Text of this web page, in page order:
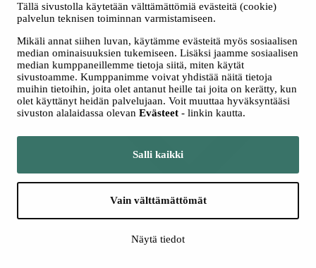
Tällä sivustolla käytetään välttämättömiä evästeitä (cookie)
palvelun teknisen toiminnan varmistamiseen.
Mikäli annat siihen luvan, käytämme evästeitä myös sosiaalisen
median ominaisuuksien tukemiseen. Lisäksi jaamme sosiaalisen
median kumppaneillemme tietoja siitä, miten käytät
sivustoamme. Kumppanimme voivat yhdistää näitä tietoja
muihin tietoihin, joita olet antanut heille tai joita on kerätty, kun
olet käyttänyt heidän palvelujaan. Voit muuttaa hyväksyntääsi
sivuston alalaidassa olevan Evästeet - linkin kautta.
Salli kaikki
Vain välttämättömät
Näytä tiedot
Näytä vain nyt haussa olevat
Valitse hakutapa
Kaikki
Jatkuva haku
Yhteishaku